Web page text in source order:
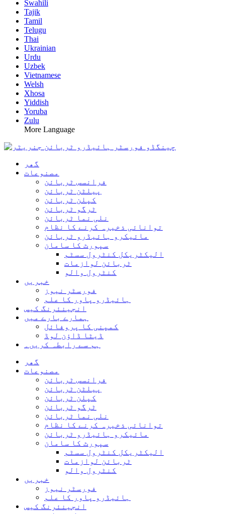
Swahili
Tajik
Tamil
Telugu
Thai
Ukrainian
Urdu
Uzbek
Vietnamese
Welsh
Xhosa
Yiddish
Yoruba
Zulu
More Language
گھر
مصنوعات
فرانسس ٹربائن
پیلٹن ٹربائن
کپلن ٹربائن
ٹرگو ٹربائن
نلی نما ٹربائن
توانائی ذخیرہ کرنے کا نظام
مائیکرو ہائیڈرو ٹربائن
سپورٹ کا سامان
الیکٹریکل کنٹرول سسٹم
ٹربائن لوازمات
کنٹرول والو
خبریں
فورسٹر نیوز
ہائیڈرو پاور کا علم
انجینئرنگ کیس
ہمارے بارے میں
کمپنی کا پروفائل
ڈیٹا ڈاؤن لوڈ
ہم سے رابطہ کریں۔
گھر
مصنوعات
فرانسس ٹربائن
پیلٹن ٹربائن
کپلن ٹربائن
ٹرگو ٹربائن
نلی نما ٹربائن
توانائی ذخیرہ کرنے کا نظام
مائیکرو ہائیڈرو ٹربائن
سپورٹ کا سامان
الیکٹریکل کنٹرول سسٹم
ٹربائن لوازمات
کنٹرول والو
خبریں
فورسٹر نیوز
ہائیڈرو پاور کا علم
انجینئرنگ کیس